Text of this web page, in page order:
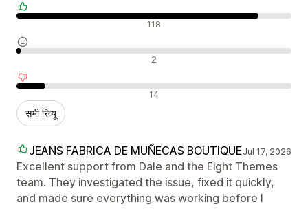
सकारात्मक रिव्यू 118
न्यूट्रल रिव्यू 2
नकारात्मक रिव्यू 14
सभी रिव्यू
JEANS FABRICA DE MUÑECAS BOUTIQUEJul 17, 2026
Excellent support from Dale and the Eight Themes
team. They investigated the issue, fixed it quickly,
and made sure everything was working before I